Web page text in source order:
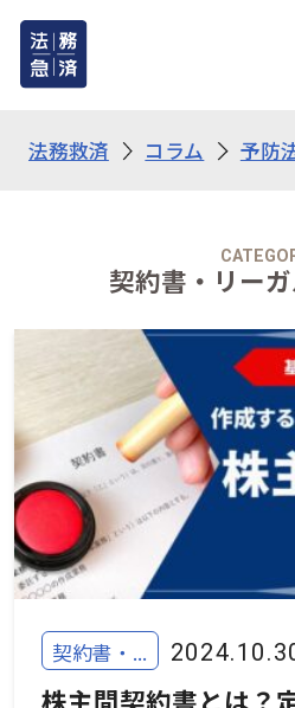
法務救済 コラム 予防
契約書・リー
契約書・...
株主間契約書とは？